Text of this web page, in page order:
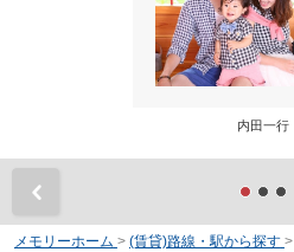
内田一行
メモリーホーム > (賃貸)路線・駅から探す >